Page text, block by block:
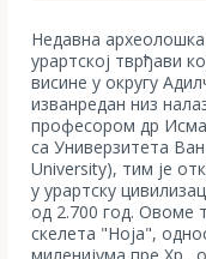
Недавна
урартској тврђави
висине у округу
изванредан низ
професором др
са Универзитета Ван
University), тим је
у урартску
од 2.700 год. Овоме
скелета "Ноја",